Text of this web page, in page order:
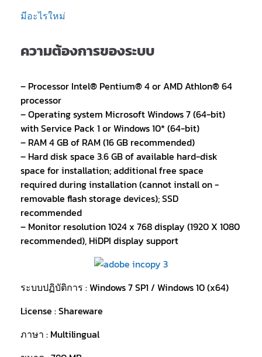
มีอะไรใหม่
ความต้องการของระบบ
– Processor Intel® Pentium® 4 or AMD Athlon® 64
processor
– Operating system Microsoft Windows 7 (64-bit)
with Service Pack 1 or Windows 10* (64-bit)
– RAM 4 GB of RAM (16 GB recommended)
– Hard disk space 3.6 GB of available hard-disk
space for installation; additional free space
required during installation (cannot install on -
removable flash storage devices); SSD
recommended
– Monitor resolution 1024 x 768 display (1920 X 1080
recommended), HiDPI display support
ระบบปฏิบัติการ : Windows 7 SP1 / Windows 10 (x64)
License : Shareware
ภาษา : Multilingual